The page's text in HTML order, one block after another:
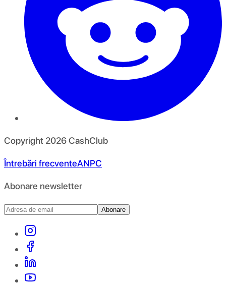
Copyright 2026CashClub
Întrebări frecventeANPC
Abonare newsletter
Abonare